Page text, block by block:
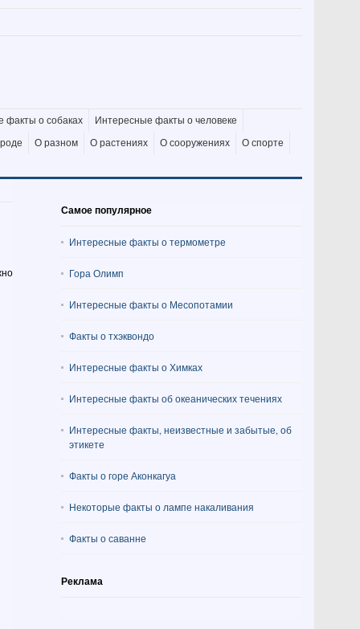
факты о собаках
Интересные факты о человеке
О разном О растениях О сооружениях О спорте
Самое популярное
Интересные факты о термометре
Гора Олимп
Интересные факты о Месопотамии
Факты о тхэквондо
Интересные факты о Химках
Интересные факты об океанических течениях
Интересные факты, неизвестные и забытые, об
этикете
Факты о горе Аконкагуа
Некоторые факты о лампе накаливания
Факты о саванне
Реклама